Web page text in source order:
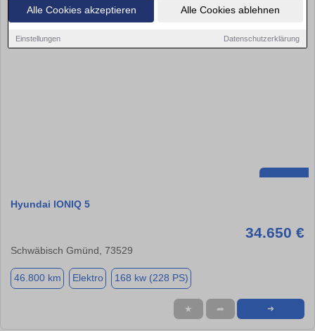
Alle Cookies akzeptieren Alle Cookies ablehnen
Einstellungen Datenschutzerklärung
Hyundai IONIQ 5
34.650 €
Schwäbisch Gmünd, 73529
46.800 km Elektro 168 kw (228 PS)
★ ➦ ➜